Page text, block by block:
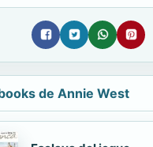
de Annie West